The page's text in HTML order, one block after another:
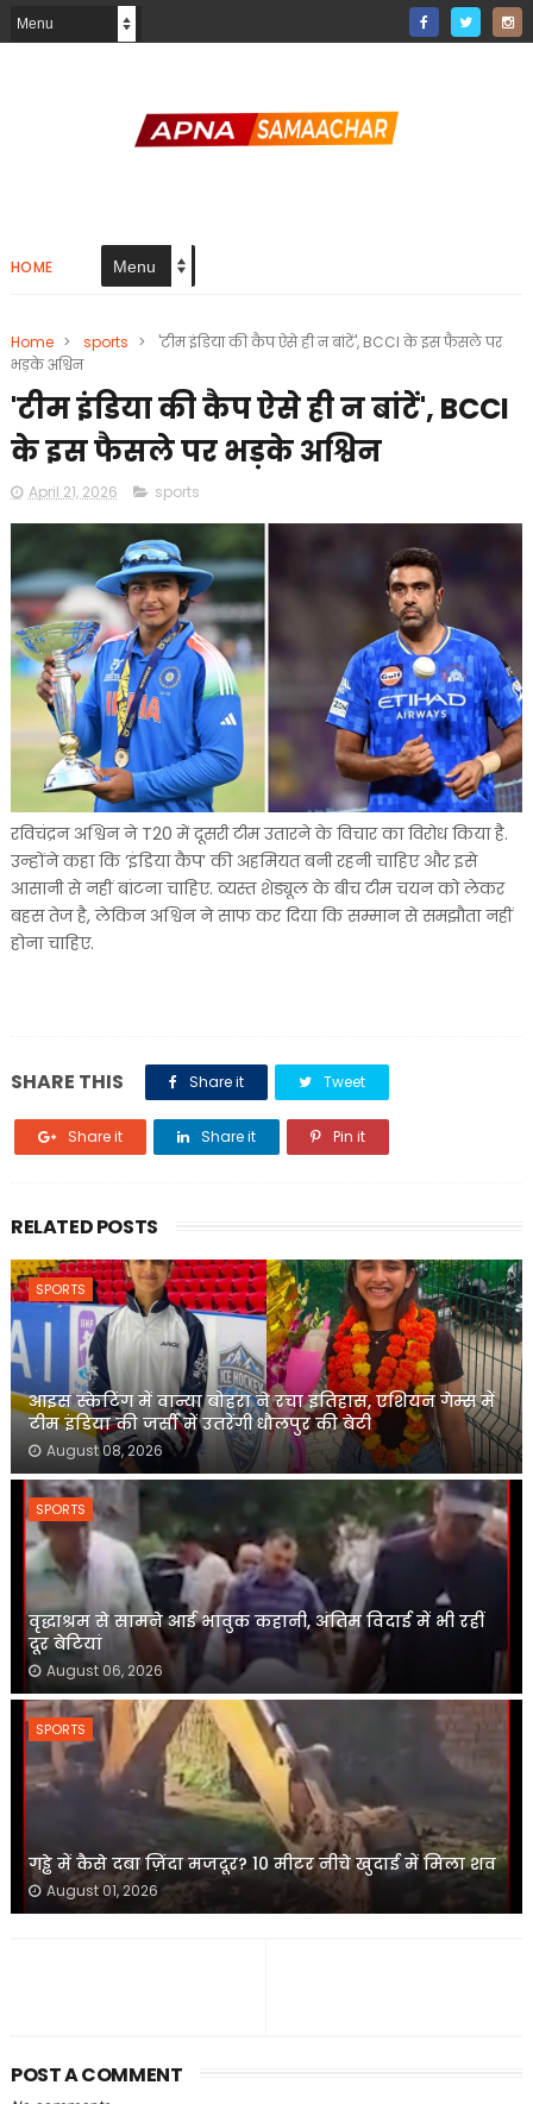
HOME
Home > sports >
'टीम इंडिया की कैप ऐसे ही न बांटें', BCCI के इस फैसले पर
भड़के अश्विन
'टीम इंडिया की कैप ऐसे ही न बांटें', BCCI
के इस फैसले पर भड़के अश्विन
April 21, 2026 sports
रविचंद्रन अश्विन ने T20 में दूसरी टीम उतारने के विचार का विरोध किया है.
उन्होंने कहा कि ‘इंडिया कैप’ की अहमियत बनी रहनी चाहिए और इसे
आसानी से नहीं बांटना चाहिए. व्यस्त शेड्यूल के बीच टीम चयन को लेकर
बहस तेज है, लेकिन अश्विन ने साफ कर दिया कि सम्मान से समझौता नहीं
होना चाहिए.
SHARE THIS Share it Tweet
Share it Share it Pin it
RELATED POSTS
SPORTS
आइस स्केटिंग में वान्या बोहरा ने रचा इतिहास, एशियन गेम्स में
टीम इंडिया की जर्सी में उतरेंगी धौलपुर की बेटी
August 08, 2026
SPORTS
वृद्धाश्रम से सामने आई भावुक कहानी, अंतिम विदाई में भी रहीं
दूर बेटियां
August 06, 2026
SPORTS
गड्ढे में कैसे दबा ज़िंदा मजदूर? 10 मीटर नीचे खुदाई में मिला शव
August 01, 2026
POST A COMMENT